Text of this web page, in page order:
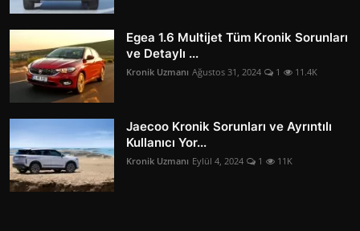
Egea 1.6 Multijet Tüm Kronik Sorunları
ve Detaylı ...
Kronik Uzmanı Ağustos 31, 2024 1 11.4K
Jaecoo Kronik Sorunları ve Ayrıntılı
Kullanıcı Yor...
Kronik Uzmanı Eylül 4, 2024 1 11K